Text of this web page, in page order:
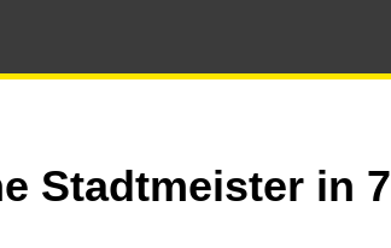
Stadtmeister in 7